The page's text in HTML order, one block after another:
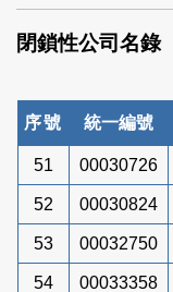
索
閉鎖性公司名錄
序號 統一編號
51 00030726
52 00030824
53 00032750
54 00033358